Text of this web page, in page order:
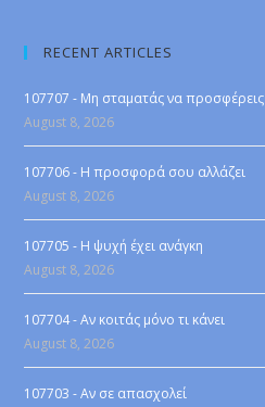
RECENT ARTICLES
107707 - Μη σταματάς να προσφέρεις
August 8, 2026
107706 - Η προσφορά σου αλλάζει
August 8, 2026
107705 - Η ψυχή έχει ανάγκη
August 8, 2026
107704 - Αν κοιτάς μόνο τι κάνει
August 8, 2026
107703 - Αν σε απασχολεί